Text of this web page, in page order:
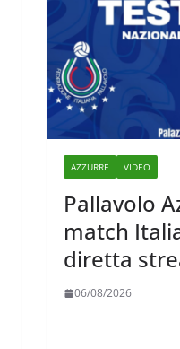
AZZURRE VIDEO
Pallavolo
match
diretta
06/08/2026